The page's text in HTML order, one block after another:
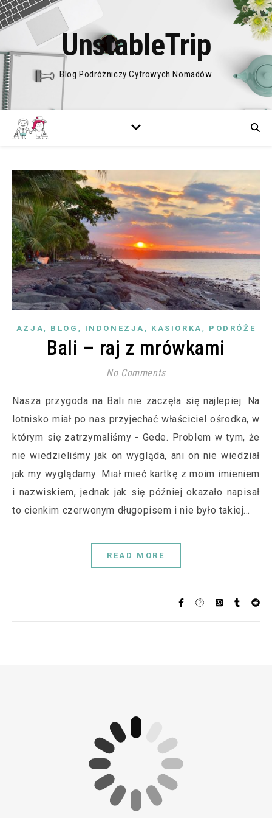
UnstableTrip
Blog Podróżniczy Cyfrowych Nomadów
AZJA, BLOG , INDONEZJA, KASIORKA , PODRÓŻE
Bali – raj z mrówkami
No Comments
Nasza przygoda na Bali nie zaczęła się najlepiej. Na
lotnisko miał po nas przyjechać właściciel ośrodka, w
którym się zatrzymaliśmy - Gede. Problem w tym, że
nie wiedzieliśmy jak on wygląda, ani on nie wiedział
jak my wyglądamy. Miał mieć kartkę z moim imieniem
i nazwiskiem, jednak jak się później okazało napisał
to cienkim czerwonym długopisem i nie było takiej…
READ MORE